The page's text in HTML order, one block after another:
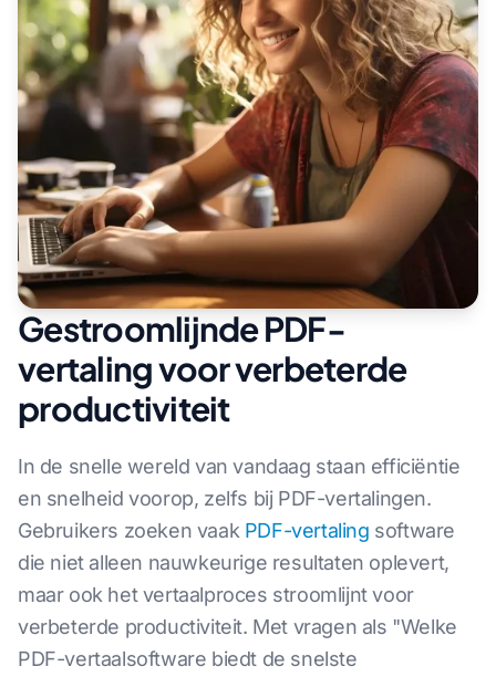
Gestroomlijnde PDF-
vertaling voor verbeterde
productiviteit
In de snelle wereld van vandaag staan efficiëntie
en snelheid voorop, zelfs bij PDF-vertalingen.
Gebruikers zoeken vaak PDF-vertaling software
die niet alleen nauwkeurige resultaten oplevert,
maar ook het vertaalproces stroomlijnt voor
verbeterde productiviteit. Met vragen als "Welke
PDF-vertaalsoftware biedt de snelste